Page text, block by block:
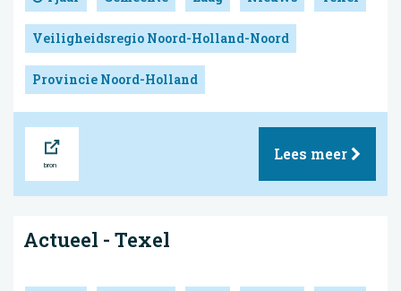
Veiligheidsregio Noord-Holland-Noord
Provincie Noord-Holland
Lees meer
Actueel - Texel